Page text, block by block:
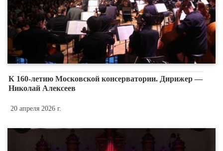
К 160-летию Московской консерватории. Дирижер —
Николай Алексеев
20 апреля 2026 г.